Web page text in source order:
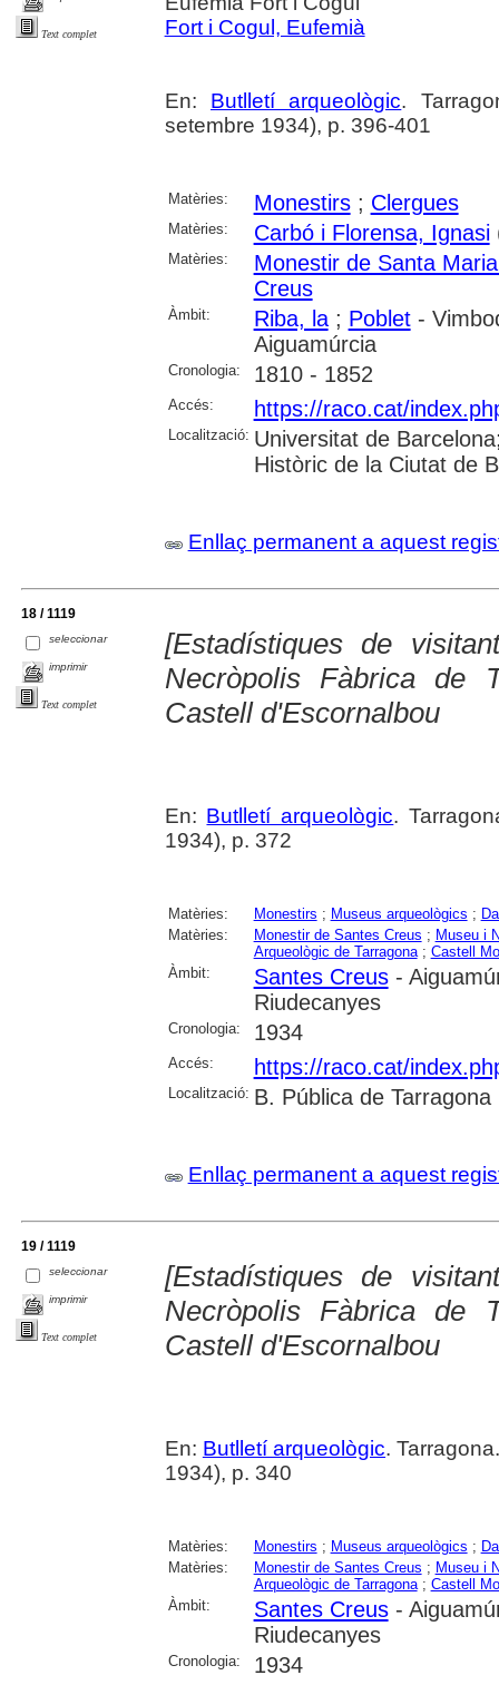
Text complet
Fort i Cogul, Eufemià
En: Butlletí arqueològic.
setembre 1934), p. 396-401
Matèries: Monestirs; Clergues
Matèries: Carbó i Florensa, Ignasi
Matèries:
Monestir de Santa
Creus
Àmbit: Riba, la; Poblet-
Aiguamúrcia
Cronologia: 1810 - 1852
Accés: https://raco.cat/
Localització: Universitat de
Històric de la Ciutat de
Enllaç permanent a aquest
18 / 1119
seleccionar
imprimir
Text complet
[Estadístiques de
Necròpolis Fàbrica de
Castell d'Escornalbou
En: Butlletí arqueològic.
1934), p. 372
Matèries: Monestirs ; Museus arqueològics ;
Matèries:
Monestir de Santes Creus ; Museu i
Arqueològic de Tarragona; Castell
Àmbit:
Santes Creus-
Riudecanyes
Cronologia: 1934
Accés: https://raco.cat/
Localització: B. Pública de Tarragona
Enllaç permanent a aquest
19 / 1119
seleccionar
imprimir
Text complet
[Estadístiques de
Necròpolis Fàbrica de
Castell d'Escornalbou
En: Butlletí arqueològic.
1934), p. 340
Matèries: Monestirs ; Museus arqueològics ;
Matèries:
Monestir de Santes Creus ; Museu i
Arqueològic de Tarragona; Castell
Àmbit:
Santes Creus-
Riudecanyes
Cronologia: 1934